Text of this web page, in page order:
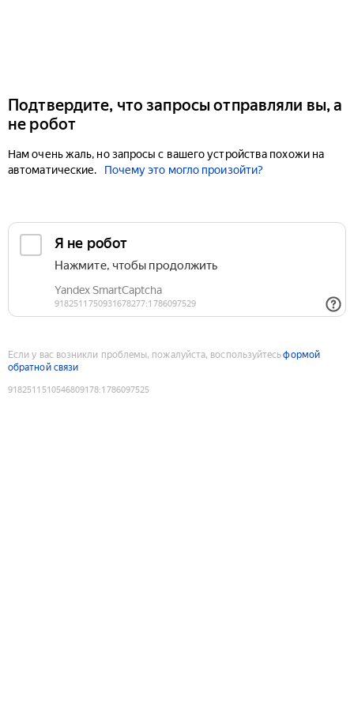
Подтвердите, что запросы отправляли вы, а
не робот
Нам очень жаль, но запросы с вашего устройства похожи на
автоматические.
Почему это могло произойти?
Если у вас возникли проблемы, пожалуйста, воспользуйтесьформой
обратной связи
9182511510546809178:1786097525